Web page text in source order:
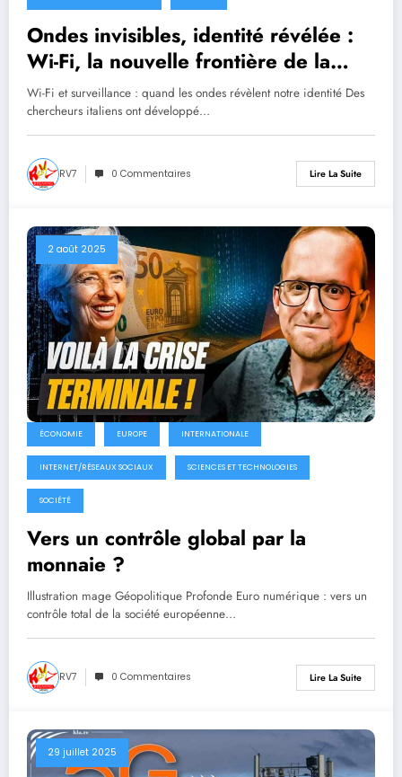
Ondes invisibles, identité révélée :
Wi-Fi, la nouvelle frontière de la
surveillance
Wi-Fi et surveillance : quand les ondes révèlent notre identité Des
chercheurs italiens ont développé…
RV7 0 Commentaires Lire La Suite
2 août 2025
ÉCONOMIE EUROPE INTERNATIONALE
INTERNET/RÉSEAUX SOCIAUX SCIENCES ET TECHNOLOGIES
SOCIÉTÉ
Vers un contrôle global par la
monnaie ?
Illustration mage Géopolitique Profonde Euro numérique : vers un
contrôle total de la société européenne…
RV7 0 Commentaires Lire La Suite
29 juillet 2025